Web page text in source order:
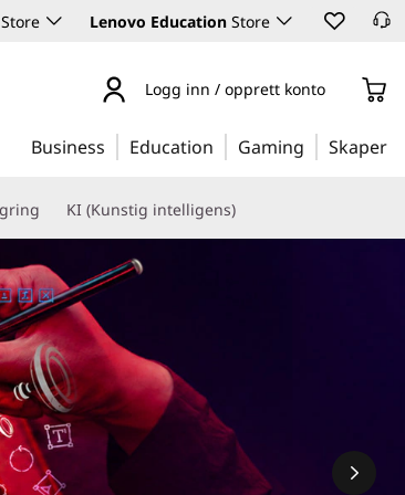
Lenovo Education Store
Logg inn / opprett konto
Business Education Gaming Skaper
KI (Kunstig intelligens)